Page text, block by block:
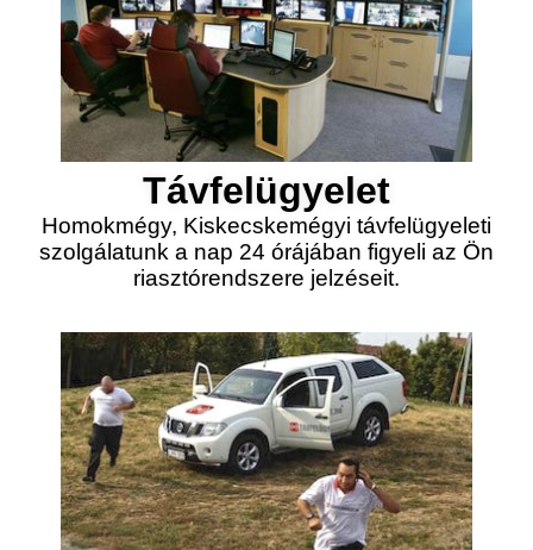
Távfelügyelet
Homokmégy, Kiskecskemégyi távfelügyeleti
szolgálatunk a nap 24 órájában figyeli az Ön
riasztórendszere jelzéseit.